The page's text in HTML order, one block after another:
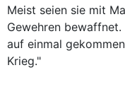
Meist seien sie mit
Gewehren
auf einmal
Krieg."